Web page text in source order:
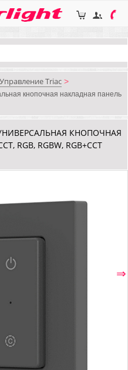
Управление Triac >
кнопочная накладная панель
УНИВЕРСАЛЬНАЯ КНОПОЧНАЯ
RGB, RGBW, RGB+CCT
⇒